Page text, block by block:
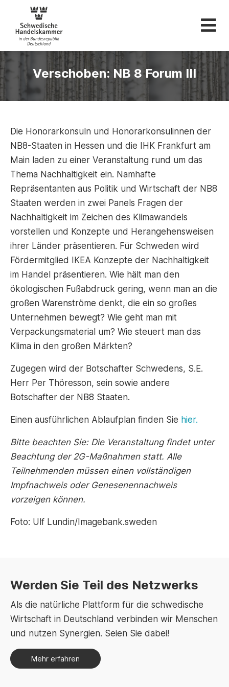
Schwedische
Verschoben: NB 8 Forum III
Die Honorarkonsuln und Honorarkonsulinnen der
NB8-Staaten in Hessen und die IHK Frankfurt am
Main laden zu einer Veranstaltung rund um das
Thema Nachhaltigkeit ein. Namhafte
Repräsentanten aus Politik und Wirtschaft der NB8
Staaten werden in zwei Panels Fragen der
Nachhaltigkeit im Zeichen des Klimawandels
vorstellen und Konzepte und Herangehensweisen
ihrer Länder präsentieren. Für Schweden wird
Fördermitglied IKEA Konzepte der Nachhaltigkeit
im Handel präsentieren. Wie hält man den
ökologischen Fußabdruck gering, wenn man an die
großen Warenströme denkt, die ein so großes
Unternehmen bewegt? Wie geht man mit
Verpackungsmaterial um? Wie steuert man das
Klima in den großen Märkten?
Zugegen wird der Botschafter Schwedens, S.E.
Herr Per Thöresson, sein sowie andere
Botschafter der NB8 Staaten.
Einen ausführlichen Ablaufplan finden Sie hier.
Bitte beachten Sie: Die Veranstaltung findet unter
Beachtung der 2G-Maßnahmen statt. Alle
Teilnehmenden müssen einen vollständigen
Impfnachweis oder Genesenennachweis
vorzeigen können.
Foto: Ulf Lundin/Imagebank.sweden
Werden Sie Teil des Netzwerks
Als die natürliche Plattform für die schwedische
Wirtschaft in Deutschland verbinden wir Menschen
und nutzen Synergien. Seien Sie dabei!
Mehr erfahren